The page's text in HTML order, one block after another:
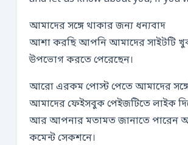
আমাদের সঙ্গে থাকার জন্য ধন্যবাদ
আশা করছি আপনি আমাদের সাইটটি
উপভোগ করতে পেরেছেন।
আরো এরকম পোস্ট পেতে আমাদের
আমাদের ফেইসবুক পেইজটিতে লাইক
আর আপনার মতামত জানাতে পারেন
কমেন্ট সেকশনে।